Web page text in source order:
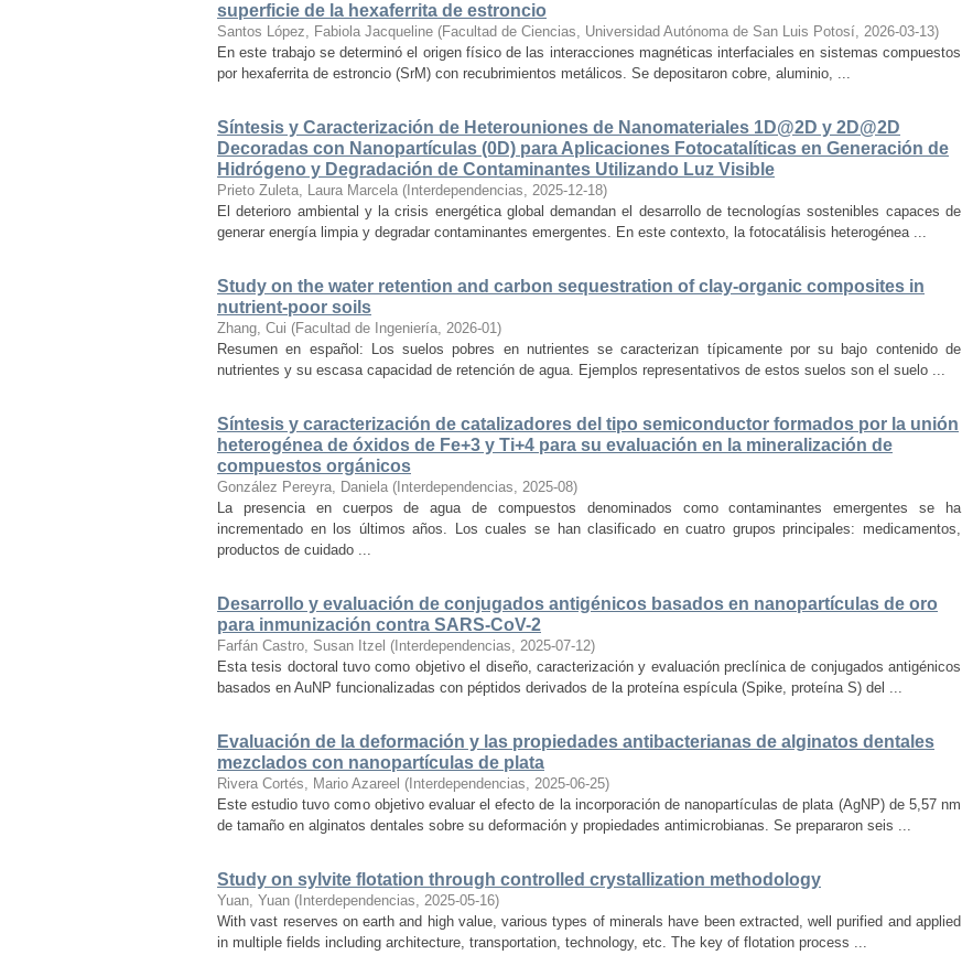
superficie de la hexaferrita de estroncio
Santos López, Fabiola Jacqueline (Facultad de Ciencias, Universidad Autónoma de San Luis Potosí, 2026-03-13)
En este trabajo se determinó el origen físico de las interacciones magnéticas interfaciales en sistemas compuestos
por hexaferrita de estroncio (SrM) con recubrimientos metálicos. Se depositaron cobre, aluminio, ...
Síntesis y Caracterización de Heterouniones de Nanomateriales 1D@2D y 2D@2D
Decoradas con Nanopartículas (0D) para Aplicaciones Fotocatalíticas en Generación de
Hidrógeno y Degradación de Contaminantes Utilizando Luz Visible
Prieto Zuleta, Laura Marcela ( Interdependencias, 2025-12-18)
El deterioro ambiental y la crisis energética global demandan el desarrollo de tecnologías sostenibles capaces de
generar energía limpia y degradar contaminantes emergentes. En este contexto, la fotocatálisis heterogénea ...
Study on the water retention and carbon sequestration of clay-organic composites in
nutrient-poor soils
Zhang, Cui (Facultad de Ingeniería, 2026-01)
Resumen en español: Los suelos pobres en nutrientes se caracterizan típicamente por su bajo contenido de
nutrientes y su escasa capacidad de retención de agua. Ejemplos representativos de estos suelos son el suelo ...
Síntesis y caracterización de catalizadores del tipo semiconductor formados por la unión
heterogénea de óxidos de Fe+3 y Ti+4 para su evaluación en la mineralización de
compuestos orgánicos
González Pereyra, Daniela ( Interdependencias, 2025-08)
La presencia en cuerpos de agua de compuestos denominados como contaminantes emergentes se ha
incrementado en los últimos años. Los cuales se han clasificado en cuatro grupos principales: medicamentos,
productos de cuidado ...
Desarrollo y evaluación de conjugados antigénicos basados en nanopartículas de oro
para inmunización contra SARS-CoV-2
Farfán Castro, Susan Itzel ( Interdependencias, 2025-07-12)
Esta tesis doctoral tuvo como objetivo el diseño, caracterización y evaluación preclínica de conjugados antigénicos
basados en AuNP funcionalizadas con péptidos derivados de la proteína espícula (Spike, proteína S) del ...
Evaluación de la deformación y las propiedades antibacterianas de alginatos dentales
mezclados con nanopartículas de plata
Rivera Cortés, Mario Azareel ( Interdependencias, 2025-06-25)
Este estudio tuvo como objetivo evaluar el efecto de la incorporación de nanopartículas de plata (AgNP) de 5,57 nm
de tamaño en alginatos dentales sobre su deformación y propiedades antimicrobianas. Se prepararon seis ...
Study on sylvite flotation through controlled crystallization methodology
Yuan, Yuan ( Interdependencias, 2025-05-16)
With vast reserves on earth and high value, various types of minerals have been extracted, well purified and applied
in multiple fields including architecture, transportation, technology, etc. The key of flotation process ...